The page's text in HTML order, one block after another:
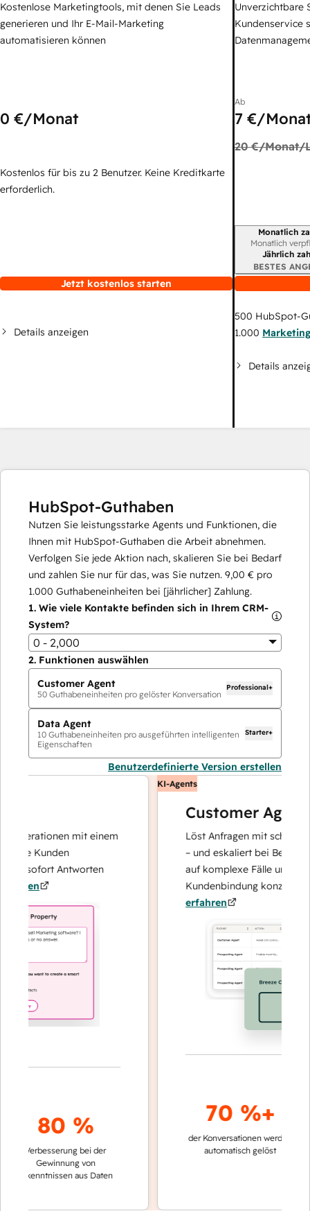
Kostenlose Marketingtools, mit denen Sie Leads
generieren und Ihr E-Mail-Marketing
automatisieren können
0 €/Monat
Kostenlos für bis zu 2 Benutzer. Keine Kreditkarte
erforderlich.
Jetzt kostenlos starten
Details anzeigen
Unverzichtbare
Kundenservice
Ab
7 €/
20 €/Monat/
Monatlich
Monatlich
Jährlich
BESTES
500 HubSpot-
1.000
Details
HubSpot-Guthaben
Nutzen Sie leistungsstarke Agents und Funktionen, die
Ihnen mit HubSpot-Guthaben die Arbeit abnehmen.
Verfolgen Sie jede Aktion nach, skalieren Sie bei Bedarf
und zahlen Sie nur für das, was Sie nutzen. 9,00 € pro
1.000 Guthabeneinheiten bei [jährlicher] Zahlung.
1. Wie viele Kontakte befinden sich in Ihrem CRM-
System?
0 - 2,000
2. Funktionen auswählen
Customer Agent
50 Guthabeneinheiten pro gelöster Konversation
Professional+
Data Agent
10 Guthabeneinheiten pro ausgeführten intelligenten
Eigenschaften
Starter+
Benutzerdefinierte Version erstellen
mit einem
Kunden
sofort Antworten
80 %
Verbesserung bei der
Gewinnung von
aus Daten
KI-Agents
Customer Agent
Löst Anfragen mit schnellen,
– und eskaliert bei Bedarf,
auf komplexe Fälle und den
Kundenbindung konzentrieren
erfahren
70 %+
der Konversationen werden
automatisch gelöst